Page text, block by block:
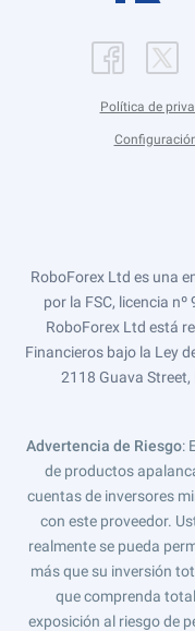
Política de
RoboForex Ltd es una
por la FSC, licencia
RoboForex Ltd está
Financieros bajo la Ley
2118 Guava Street,
Advertencia de Riesgo:
de productos
cuentas de inversores
con este proveedor.
realmente se pueda
más que su inversión
que comprenda
exposición al riesgo de